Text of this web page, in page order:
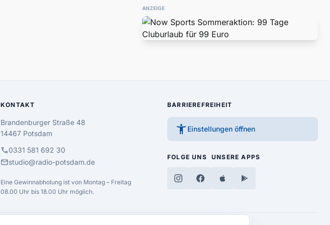
ANZEIGE
KONTAKT
Brandenburger Straße 48
14467 Potsdam
call0331 581 692 30
mailstudio@radio-potsdam.de
Eine Gewinnabholung ist von Montag – Freitag
08.00 Uhr bis 18.00 Uhr möglich.
BARRIEREFREIHEIT
accessibility_new Einstellungen öffnen
FOLGE UNS UNSERE APPS